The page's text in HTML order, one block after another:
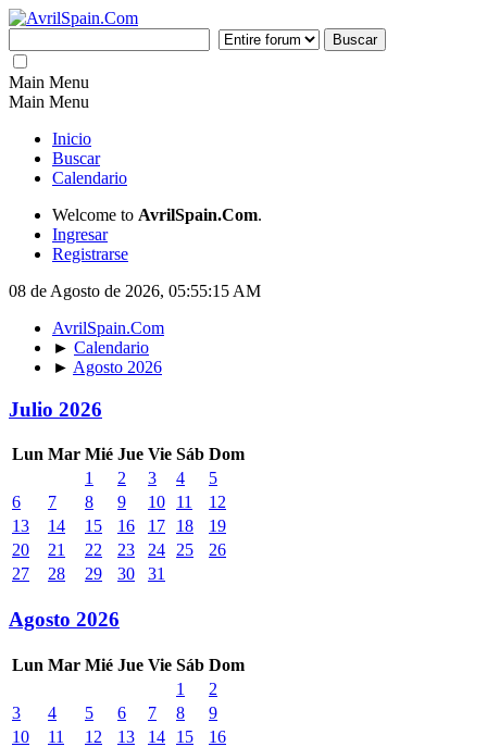
Main Menu
Main Menu
Inicio
Buscar
Calendario
Welcome to AvrilSpain.Com.
Ingresar
Registrarse
08 de Agosto de 2026, 05:55:15 AM
AvrilSpain.Com
► Calendario
► Agosto 2026
Julio 2026
Lun Mar Mié Jue Vie Sáb Dom
1
2 3 4
5
6
7 8 9 10 11
12
13
14 15 16 17 18
19
20
21 22 23 24 25
26
27
28 29 30 31
Agosto 2026
Lun Mar Mié Jue Vie Sáb Dom
1
2
3
4 5 6 7 8
9
10
11 12 13 14 15
16